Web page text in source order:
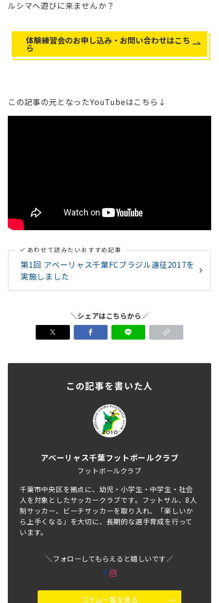
ルシマへ遊びに来ませんか？
体験練習会のお申し込み・お問い合わせはこち
ら
この記事の元となったYouTubeはこちら↓
あわせて読みたいおすすめ記事
第1回 アベーリャス千葉FCブラジル遠征2017を
実施しました
＼シェアはこちらから／
この記事を書いた人
アベーリャス千葉フットボールクラブ
フットボールクラブ
千葉市中央区を拠点に、幼児・小学生・中学生・社会
人を対象としたサッカークラブです。フットサル、8人
制サッカー、ビーチサッカーを取り入れ、「楽しいか
ら上手くなる」を大切に、長期的な選手育成を行って
います。
＼フォローしてもらえると嬉しいです／
コラム一覧を見る